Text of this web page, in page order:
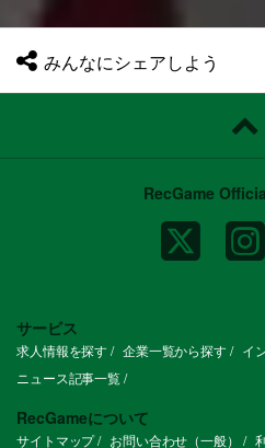
みんなにシェアしよう
RecGame
サービス
求人情報を探す 企業一覧から探す
イ
ニュース記事一覧
RecGameについて
サイトマップ お問い合わせ（一般）